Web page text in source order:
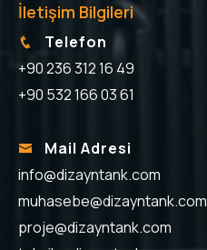
İletişim Bilgileri
Telefon
+90 236 312 16 49
+90 532 166 03 61
Mail Adresi
info@dizayntank.com
muhasebe@dizayntank.com
proje@dizayntank.com